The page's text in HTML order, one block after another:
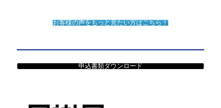
お客様の声をもっと見たい方はこちら！
申込書類ダウンロード